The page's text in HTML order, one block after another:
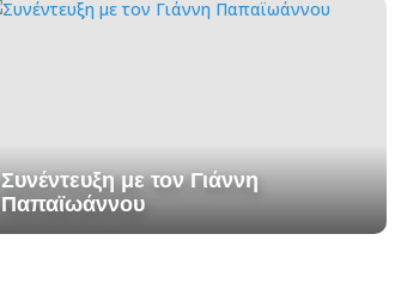
Συνέντευξη με τον Γιάννη
Παπαϊωάννου